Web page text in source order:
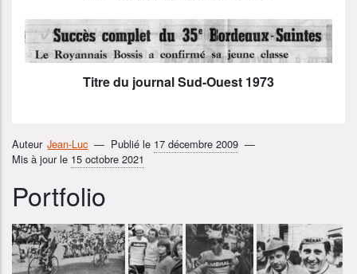
Titre du journal Sud-Ouest 1973
Auteur Jean-Luc Publié le 17 décembre 2009
Mis à jour le 15 octobre 2021
Portfolio